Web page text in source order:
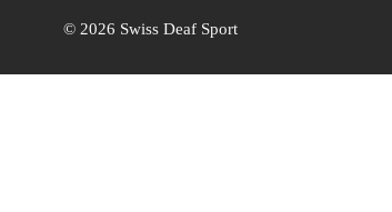
© 2026 Swiss Deaf Sport